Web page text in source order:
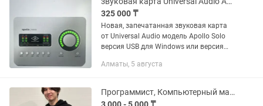
325 000 ₸
Новая, запечатанная звуковая карта
от Universal Audio модель Apollo Solo
версия USB для Windows или версия
Алматы 5 премиальных плагинов UAD
Алматы, 5 августа
Программист, Компьютерный мастер, КАЧЕСТВЕННО И НЕДОРОГО